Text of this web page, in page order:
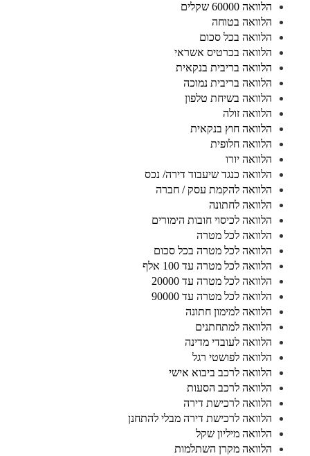
הלוואה 60000 שקלים
הלוואה בטוחה
הלוואה בכל סכום
הלוואה בכרטיס אשראי
הלוואה בריבית בנקאית
הלוואה בריבית נמוכה
הלוואה בשיחת טלפון
הלוואה זולה
הלוואה חוץ בנקאית
הלוואה חלופית
הלוואה יורו
הלוואה כנגד שיעבוד דירה/ נכס
הלוואה להקמת עסק / חברה
הלוואה לחתונה
הלוואה לכיסוי חובות הימורים
הלוואה לכל מטרה
הלוואה לכל מטרה בכל סכום
הלוואה לכל מטרה עד 100 אלף
הלוואה לכל מטרה עד 20000
הלוואה לכל מטרה עד 90000
הלוואה למימון חתונה
הלוואה למתחתנים
הלוואה לעובדי מדינה
הלוואה לפושטי רגל
הלוואה לרכב ביבוא אישי
הלוואה לרכב הסעות
הלוואה לרכישת דירה
הלוואה לרכישת דירה מבלי להתחנן
הלוואה מיליון שקל
הלוואה מקרן השתלמות